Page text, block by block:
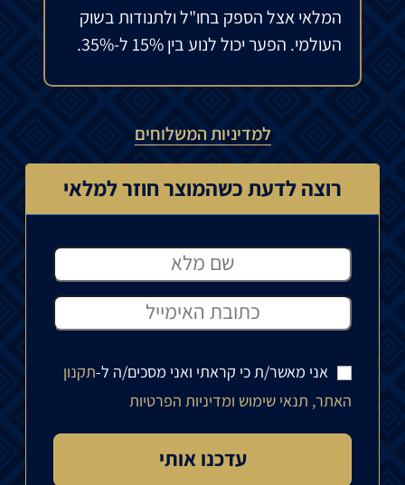
המלאי אצל הספק בחו"ל ולתנודות בשוק
העולמי. הפער יכול לנוע בין 15% ל-35%.
למדיניות המשלוחים
רוצה לדעת כשהמוצר חוזר למלאי
אני מאשר/ת כי קראתי ואני מסכים/ה ל-תקנון
האתר, תנאי שימוש ומדיניות הפרטיות